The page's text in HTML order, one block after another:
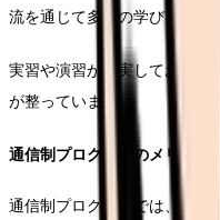
流を通じて多くの学びを得る
実習や演習が充実しており、
が整っています。
通信制プログラムのメリット
通信制プログラムでは、オン